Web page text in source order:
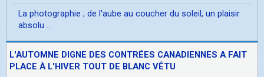
La photographie ; de l'aube au coucher du soleil, un plaisir
absolu ...
L'AUTOMNE DIGNE DES CONTRÉES CANADIENNES A FAIT
PLACE À L'HIVER TOUT DE BLANC VÊTU